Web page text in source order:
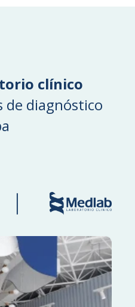
clínico
de diagnóstico